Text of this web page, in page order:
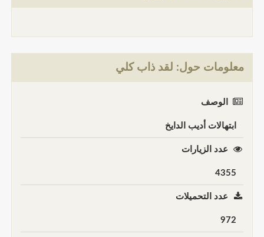
معلومات حول: لقد ذاب كلي
الوصف
ابتهالات أديب الدايخ
عدد الزيارات
4355
عدد التحميلات
972